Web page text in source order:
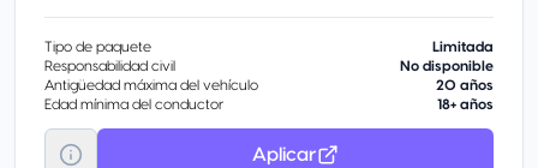
Tipo de paquete
Limitada
Responsabilidad civil
No disponible
Antigüedad máxima del vehículo
20 años
Edad mínima del conductor
18+ años
Aplicar